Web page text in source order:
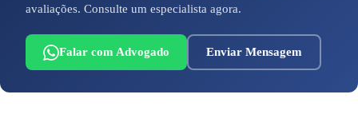
avaliações. Consulte um especialista agora.
Falar com Advogado Enviar Mensagem